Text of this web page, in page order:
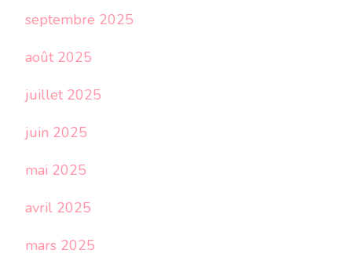
septembre 2025
août 2025
juillet 2025
juin 2025
mai 2025
avril 2025
mars 2025